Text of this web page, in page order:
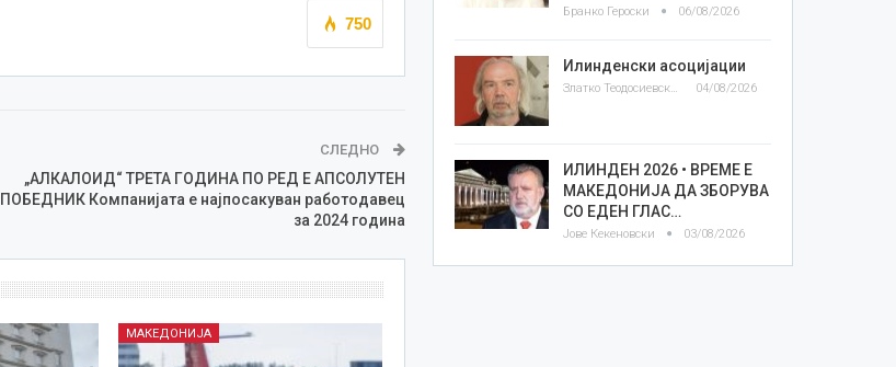
750
СЛЕДНО
„АЛКАЛОИД“ ТРЕТА ГОДИНА ПО РЕД Е АПСОЛУТЕН
ПОБЕДНИК Компанијата е најпосакуван работодавец
за 2024 година
МАКЕДОНИЈА
Бранко Героски 06/08/2026
Илинденски асоцијации
Златко Теодосиевски 04/08/2026
ИЛИНДЕН 2026 • ВРЕМЕ Е
МАКЕДОНИЈА ДА ЗБОРУВА
СО ЕДЕН ГЛАС…
Јове Кекеновски 03/08/2026